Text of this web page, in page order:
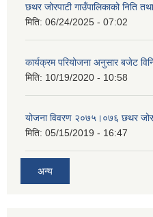
छथर जोरपाटी गाउँपालिकाको निति
मिति: 06/24/2025 - 07:02
कार्यक्रम परियोजना अनुसार बजेट
मिति: 10/19/2020 - 10:58
योजना विवरण २०७५।०७६ छथर
मिति: 05/15/2019 - 16:47
अन्य